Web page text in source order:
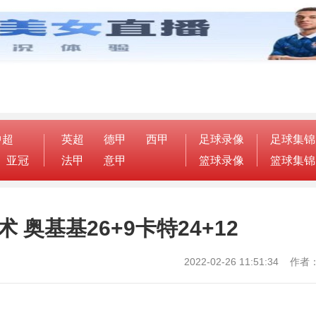
亚冠
英超 德甲
西甲
法甲
意甲
足球录像
篮球录像
足球集锦
篮球集锦
奥基基26+9卡特24+12
2022-02-26 11:51:34 作者